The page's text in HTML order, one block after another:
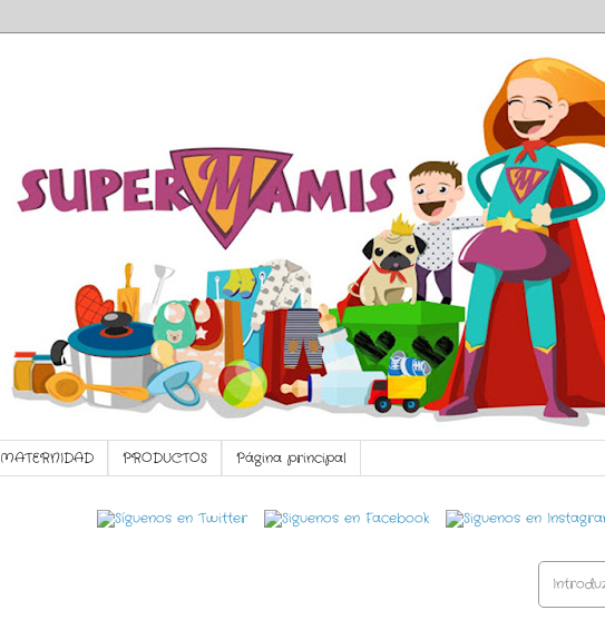
MATERNIDAD PRODUCTOS Página principal